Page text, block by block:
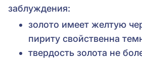
заблуждения:
золото имеет желтую
пириту свойственна
твердость золота не